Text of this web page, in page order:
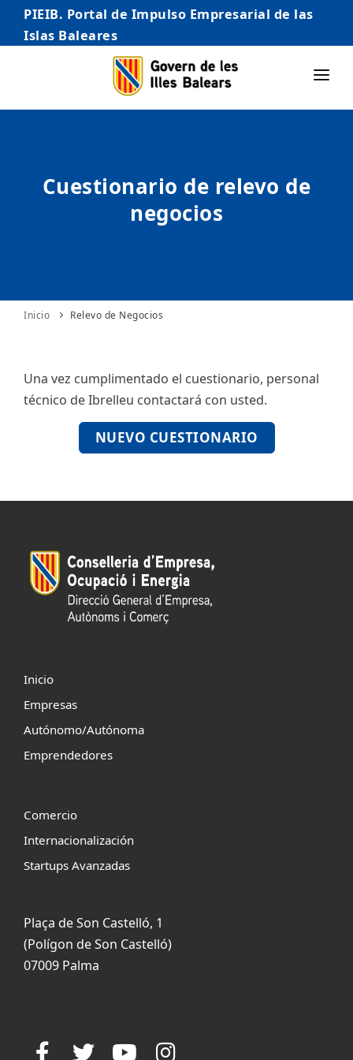
PIEIB. Portal de Impulso Empresarial de las
Islas Baleares
INICIO
AUTÓNOMO/AUTÓNOMA
STARTUPS AVANZADAS
ES
Cuestionario de relevo de
negocios
Inicio Relevo de Negocios
Una vez cumplimentado el cuestionario, personal
técnico de Ibrelleu contactará con usted.
NUEVO CUESTIONARIO
Inicio
Empresas
Autónomo/Autónoma
Emprendedores
Comercio
Internacionalización
Startups Avanzadas
Plaça de Son Castelló, 1
(Polígon de Son Castelló)
07009 Palma